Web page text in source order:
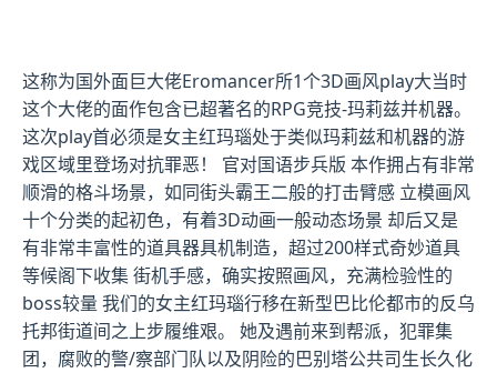
这称为国外面巨大佬Eromancer所1个3D画风play大当时
这个大佬的面作包含已超著名的RPG竞技-玛莉兹并机器。
这次play首必须是女主红玛瑙处于类似玛莉兹和机器的游
戏区域里登场对抗罪恶！ 官对国语步兵版 本作拥占有非常
顺滑的格斗场景，如同街头霸王二般的打击臂感 立模画风
十个分类的起初色，有着3D动画一般动态场景 却后又是
有非常丰富性的道具器具机制造，超过200样式奇妙道具
等候阁下收集 街机手感，确实按照画风，充满检验性的
boss较量 我们的女主红玛瑙行移在新型巴比伦都市的反乌
托邦街道间之上步履维艰。 她及遇前来到帮派，犯罪集
团，腐败的警/察部门队以及阴险的巴别塔公共司生长久化